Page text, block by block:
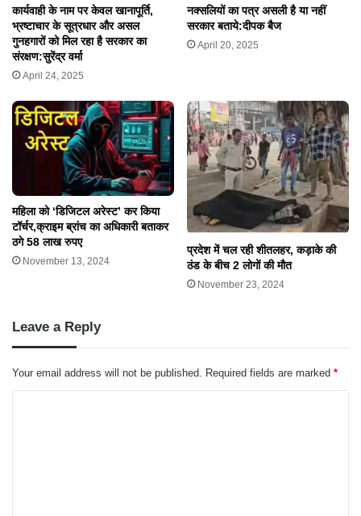
कार्यवाही के नाम पर केवल खानापूर्ति,
भ्रष्टाचार के सूत्रधार और असल
गुनहगारों को मिल रहा है सरकार का
संरक्षण:सुरेंद्र वर्मा
April 24, 2025
नक्सलियों का पत्र असली है या नहीं
सरकार बताये:दीपक बैज
April 20, 2025
महिला को ‘डिजिटल अरेस्ट’ कर किया
टॉर्चर,क्राइम ब्रांच का अधिकारी बताकर
ठगे 58 लाख रुपए
November 13, 2024
प्रदेश में चल रही शीतलहर, कड़ाके की
ठंड के बीच 2 लोगों की मौत
November 23, 2024
Leave a Reply
Your email address will not be published. Required fields are marked *